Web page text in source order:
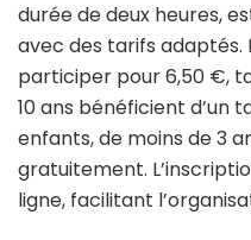
durée de deux heures,
avec des tarifs adaptés.
participer pour 6,50 €,
10 ans bénéficient d’un
enfants, de moins de 3
gratuitement.
ligne, facilitant